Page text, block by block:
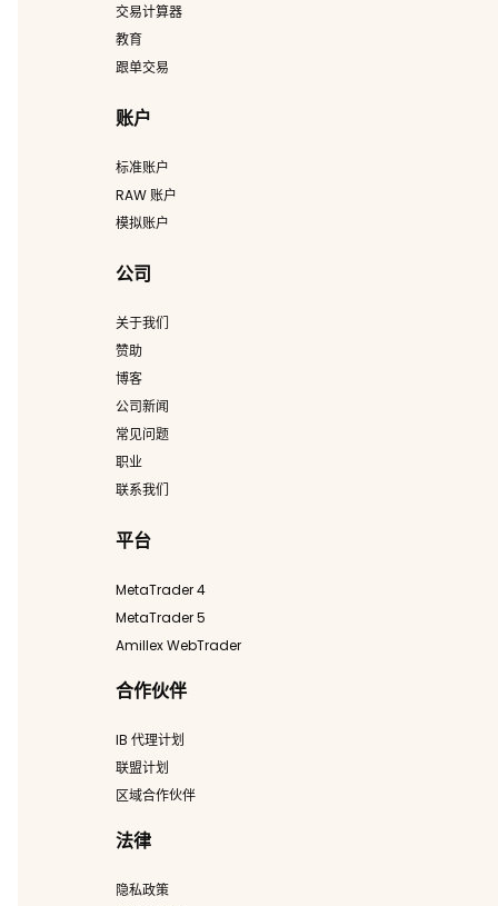
交易计算器
教育
跟单交易
账户
标准账户
RAW 账户
模拟账户
公司
关于我们
赞助
博客
公司新闻
常见问题
职业
联系我们
平台
MetaTrader 4
MetaTrader 5
Amillex WebTrader
合作伙伴
IB 代理计划
联盟计划
区域合作伙伴
法律
隐私政策